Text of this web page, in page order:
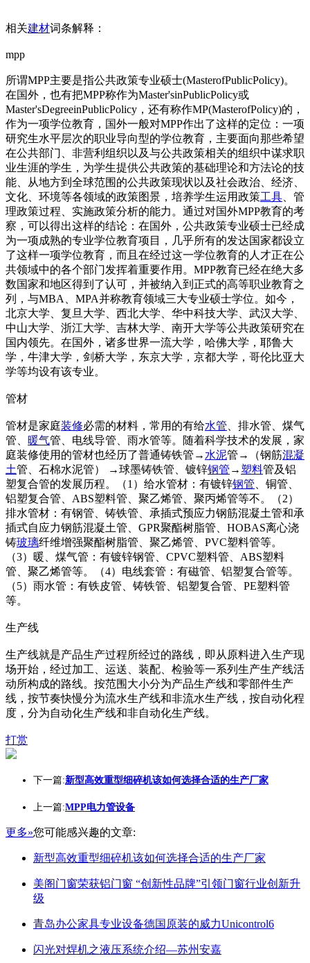
相关建材词条解释：
mpp
所谓MPP主要是指公共政策专业硕士(MasterofPublicPolicy)。
在国外，也有把MPP称作为Master'sinPublicPolicy或
Master'sDegreeinPublicPolicy，还有称作MP(MasterofPolicy)的，
作为一项学位教育，国外一般对MPP作出了这样的定位：一项
研究生水平层次的职业导向型的学位教育，主要面向那些希望
在公共部门、非营利组织以及与公共政策相关的组织中谋求职
业生涯的学生，为学生提供公共政策的基础理论和方法论的技
能、从地方到全球范围的公共政策现状以及社会政治、经济、
文化、环境等各领域的政策图景，培养学生运用政策工具 、管
理政策过程、实施政策分析的能力。通过对国外MPP教育的考
察，可以得出这样的结论：在国外，公共政策专业硕士已经成
为一项成熟的专业学位教育项目，几乎所有的发达国家都设立
了这样一项学位教育，而且在经过这一学位教育的人才正在公
共领域中的各个部门发挥着重要作用。MPP教育已经在绝大多
数国家和地区得到了认可，并被纳入到正式的高等职业教育之
列，与MBA、MPA并称教育领域三大专业硕士学位。如今，
北京大学、复旦大学、西北大学、华中科技大学、武汉大学、
中山大学、浙江大学、吉林大学、南开大学等公共政策研究在
国内领先。在国外，诸多世界一流大学，哈佛大学，耶鲁大
学，牛津大学，剑桥大学，东京大学，京都大学，哥伦比亚大
学等均设有该专业。
管材
管材是家庭装修必需的材料，常用的有给水管 、排水管、煤气
管、 暖气管、电线导管、雨水管等。随着科学技术的发展，家
庭装修使用的管材也经历了普通铸铁管→ 水泥管→（钢筋混凝
土管、石棉水泥管） →球墨铸铁管、镀锌钢管 → 塑料管及铝
塑复合管的发展历程。（1）给水管材：有镀锌钢管 、铜管、
铝塑复合管、ABS塑料管、聚乙烯管、聚丙烯管等不。（2）
排水管材：有钢管、铸铁管、承插式预应力钢筋混凝土管和承
插式自应力钢筋混凝土管、GPR聚酯树脂管、HOBAS离心浇
铸玻璃纤维增强聚酯树脂管、聚乙烯管、PVC塑料管等。
（3）暖、煤气管：有镀锌钢管、CPVC塑料管、ABS塑料
管、聚乙烯管等。（4）电线套管：有磁管、铝塑复合管等。
（5）雨水管：有铁皮管、铸铁管、铝塑复合管、PE塑料管
等。
生产线
生产线就是产品生产过程所经过的路线，即从原料进入生产现
场开始，经过加工、运送、装配、检验等一系列生产生产线活
动所构成的路线。按范围大小分为产品生产线和零部件生产
线，按节奏快慢分为流水生产线和非流水生产线，按自动化程
度，分为自动化生产线和非自动化生产线。
打赏
下一篇:新型高效重型细碎机该如何选择合适的生产厂家
上一篇:MPP电力管设备
更多»您可能感兴趣的文章:
新型高效重型细碎机该如何选择合适的生产厂家
美阁门窗荣获铝门窗 “创新性品牌”引领门窗行业创新升
级
青岛办公家具专业设备德国原装的威力Unicontrol6
闪光对焊机之液压系统介绍—苏州安嘉